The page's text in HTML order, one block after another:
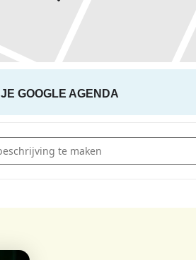
GOOGLE AGENDA
[QDJVlavWU]